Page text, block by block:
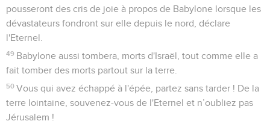
pousseront des cris de joie à propos de Babylone lorsque les
dévastateurs fondront sur elle depuis le nord, déclare
l'Eternel.
49 Babylone aussi tombera, morts d'Israël, tout comme elle a
fait tomber des morts partout sur la terre.
50 Vous qui avez échappé à l'épée, partez sans tarder ! De la
terre lointaine, souvenez-vous de l'Eternel et n’oubliez pas
Jérusalem !